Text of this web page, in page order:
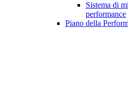
Sistema di
performance
Piano della